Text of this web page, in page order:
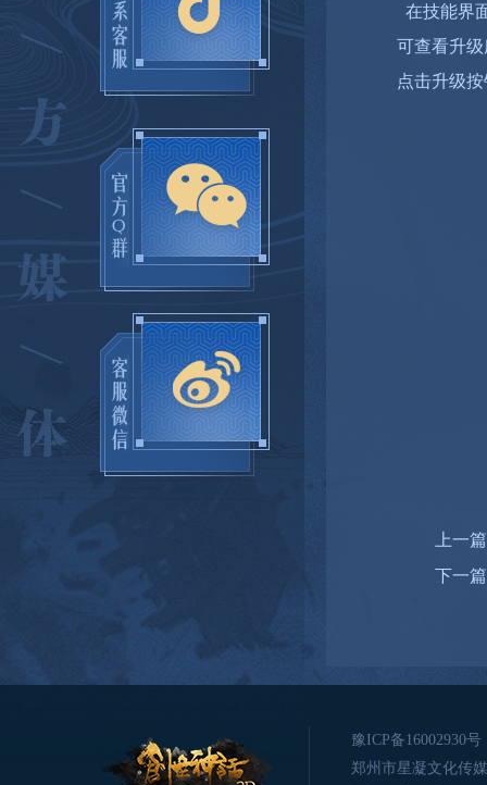
在技能界
可查看升
点击升级
上一
下一
豫ICP备16002930号
郑州市星凝文化传